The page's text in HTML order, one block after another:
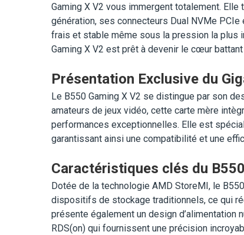
Gaming X V2 vous immergent totalement.
génération, ses connecteurs Dual NVMe
frais et stable même sous la pression la plus
Gaming X V2 est prêt à devenir le cœur
Présentation Exclusive du
Le B550 Gaming X V2 se distingue par son
amateurs de jeux vidéo, cette carte mère
performances exceptionnelles. Elle est
garantissant ainsi une compatibilité et une
Caractéristiques clés du
Dotée de la technologie AMD StoreMI, le
dispositifs de stockage traditionnels, ce qui
présente également un design d’alimentation
RDS(on) qui fournissent une précision